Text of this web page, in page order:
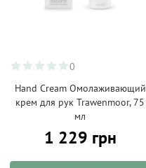
0
Hand Cream Омолаживающий
крем для рук Trawenmoor, 75
мл
1 229 грн